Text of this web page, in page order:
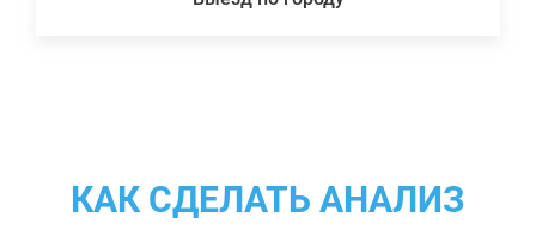
КАК СДЕЛАТЬ АНАЛИЗ